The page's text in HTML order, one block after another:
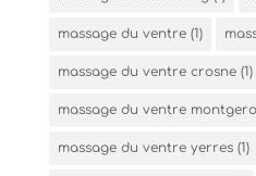
massage du ventre(1)
massage du ventre crosne(1)
massage du ventre
massage du ventre yerres(1)